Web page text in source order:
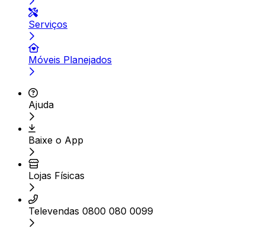
Serviços
Móveis Planejados
Ajuda
Baixe o App
Lojas Físicas
Televendas 0800 080 0099